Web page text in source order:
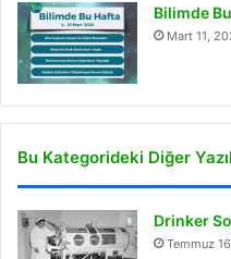
Bilimde
Mart 11,
Bu Kategorideki Diğer
Drinker
Temmuz